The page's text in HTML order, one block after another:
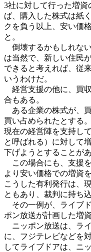
3社に対して行った増資
ば、購入した株式は紙
クを負う以上、安い価
と。
倒壊するかもしれな
は当然で、新しい住民
できると考えれば、従
いうわけだ。
経営支援の他に、買
合もある。
ある企業の株式が、
買い占められたとする
現在の経営陣を支持し
と呼ばれる）に対して
下げようとすることがあ
この場合にも、支援
より安い価格での増資
こうした有利発行は、
ともあり、裁判に持ち
その一例が、ライブ
ポン放送が計画した増資
ニッポン放送は、ラ
に、フジテレビなどを
してライブドアは、ニ